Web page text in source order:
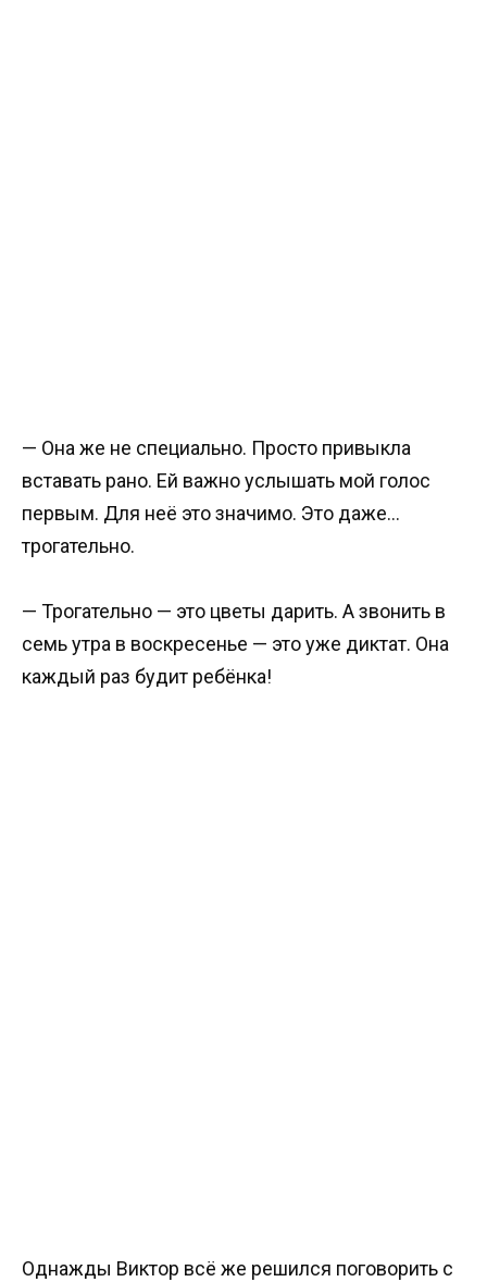
— Она же не специально. Просто привыкла
вставать рано. Ей важно услышать мой голос
первым. Для неё это значимо. Это даже…
трогательно.
— Трогательно — это цветы дарить. А звонить в
семь утра в воскресенье — это уже диктат. Она
каждый раз будит ребёнка!
Однажды Виктор всё же решился поговорить с